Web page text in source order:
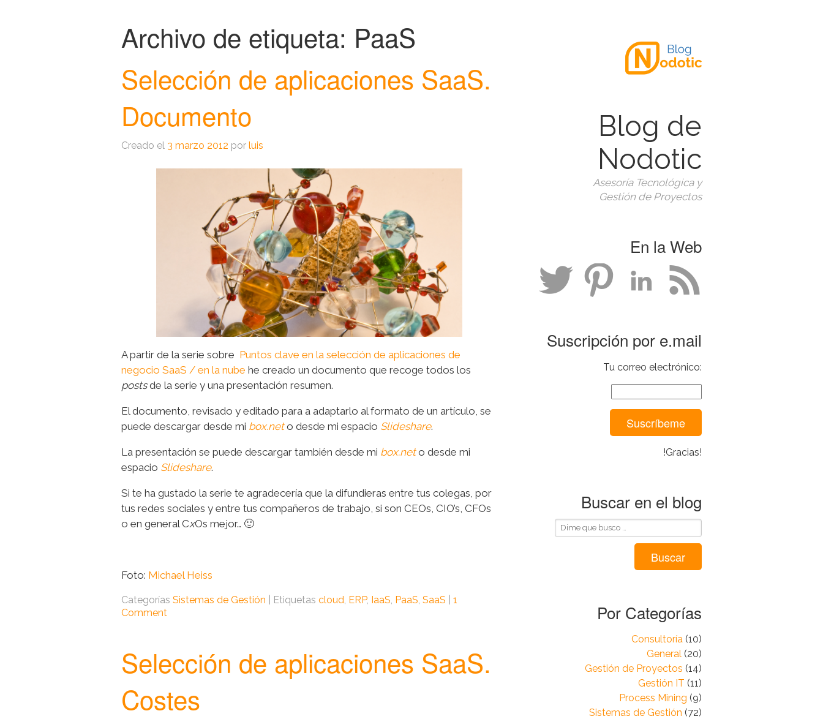
Blog de
Nodotic
Asesoría Tecnológica y
Gestión de Proyectos
En la Web
Suscripción por e.mail
Tu correo electrónico:
!Gracias!
Buscar en el blog
Por Categorías
Consultoría (10)
General (20)
Gestión de Proyectos (14)
Gestión IT (11)
Process Mining (9)
Sistemas de Gestión (72)
Archivo de etiqueta: PaaS
Selección de aplicaciones SaaS.
Documento
Creado el 3 marzo 2012 porluis
A partir de la serie sobre Puntos clave en la selección de aplicaciones de
negocio SaaS / en la nube he creado un documento que recoge todos los
postsde la serie y una presentación resumen.
El documento, revisado y editado para a adaptarlo al formato de un artículo, se
puede descargar desde mi box.neto desde mi espacio Slideshare.
La presentación se puede descargar también desde mi box.neto desde mi
espacio Slideshare.
Si te ha gustado la serie te agradecería que la difundieras entre tus colegas, por
tus redes sociales y entre tus compañeros de trabajo, si son CEOs, CIO’s, CFOs
o en general CxOs mejor… 🙂
Foto: Michael Heiss
CategoríasSistemas de Gestión Etiquetascloud ERP, IaaS PaaS ,SaaS |1
Comment
Selección de aplicaciones SaaS.
Costes